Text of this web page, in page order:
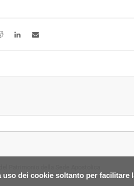
uso dei cookie soltanto per facilitare